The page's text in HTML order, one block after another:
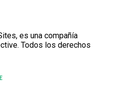
es una compañía
Todos los derechos